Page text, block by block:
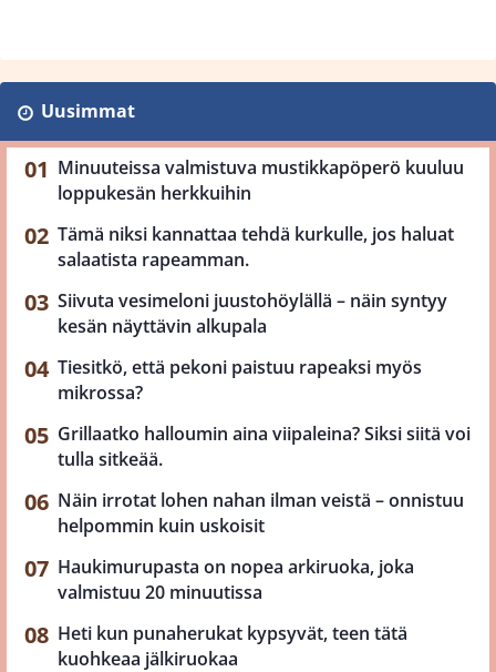
Uusimmat
Minuuteissa valmistuva mustikkapöperö kuuluu
loppukesän herkkuihin
Tämä niksi kannattaa tehdä kurkulle, jos haluat
salaatista rapeamman.
Siivuta vesimeloni juustohöylällä – näin syntyy
kesän näyttävin alkupala
Tiesitkö, että pekoni paistuu rapeaksi myös
mikrossa?
Grillaatko halloumin aina viipaleina? Siksi siitä voi
tulla sitkeää.
Näin irrotat lohen nahan ilman veistä – onnistuu
helpommin kuin uskoisit
Haukimurupasta on nopea arkiruoka, joka
valmistuu 20 minuutissa
Heti kun punaherukat kypsyvät, teen tätä
kuohkeaa jälkiruokaa